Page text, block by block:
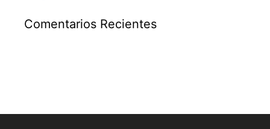
Comentarios Recientes